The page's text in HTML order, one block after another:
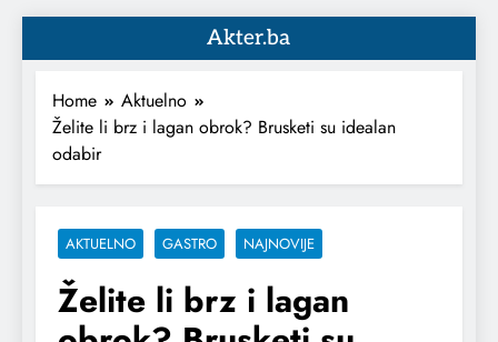
Akter.ba
Home
Aktuelno
Želite li brz i lagan obrok? Brusketi su idealan
odabir
AKTUELNO GASTRO NAJNOVIJE
Želite li brz i lagan